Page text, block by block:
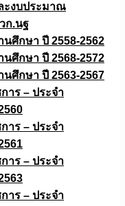
ะงบประมาณ
ก.นฐ
ศึกษา ปี 2558-2562
ศึกษา ปี 2568-2572
ศึกษา ปี 2563-2567
าร – ประจำ
าร – ประจำ
าร – ประจำ
าร – ประจำ